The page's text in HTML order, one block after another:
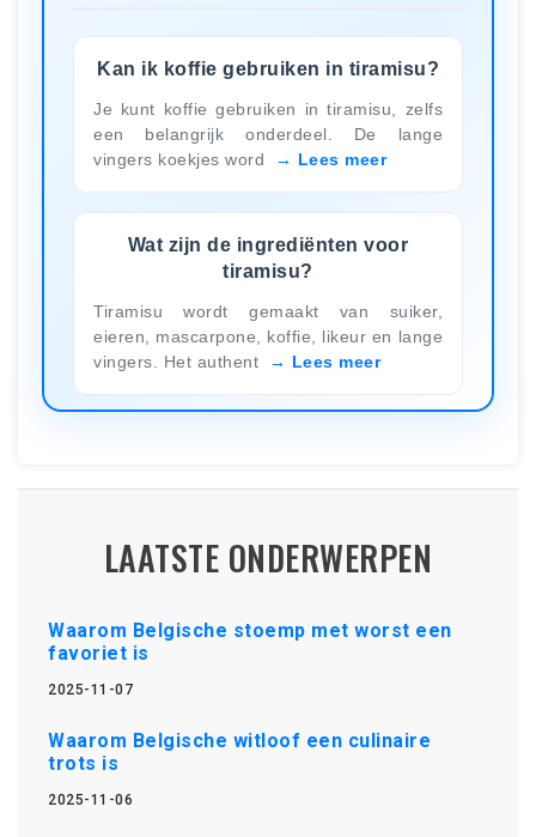
Kan ik koffie gebruiken in tiramisu?
Je kunt koffie gebruiken in tiramisu, zelfs
een belangrijk onderdeel. De lange
vingers koekjes word
Lees meer
Wat zijn de ingrediënten voor
tiramisu?
Tiramisu wordt gemaakt van suiker,
eieren, mascarpone, koffie, likeur en lange
vingers. Het authent
Lees meer
LAATSTE ONDERWERPEN
Waarom Belgische stoemp met worst een
favoriet is
2025-11-07
Waarom Belgische witloof een culinaire
trots is
2025-11-06